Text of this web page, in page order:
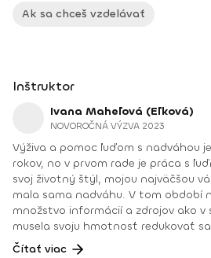
Ak sa chceš vzdelávať
Inštruktor
Ivana Maheľová (Eľková)
NOVOROČNÁ VÝZVA 2023
Výživa a pomoc ľuďom s nadváhou
rokov, no v prvom rade je práca s
svoj životný štýl, mojou najväčšou vášňou. Pred 12
mala sama nadváhu. V tom období
množstvo informácií a zdrojov ako
musela svoju hmotnosť redukovať
začala študovať, skúšať a vzdelávať
Čítať viac